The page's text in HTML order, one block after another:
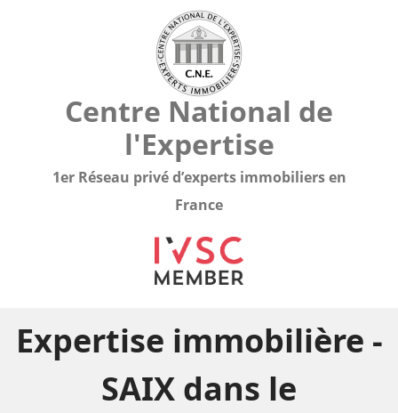
Centre National de
l'Expertise
1er Réseau privé d’experts immobiliers en
France
Expertise immobilière -
SAIX dans le